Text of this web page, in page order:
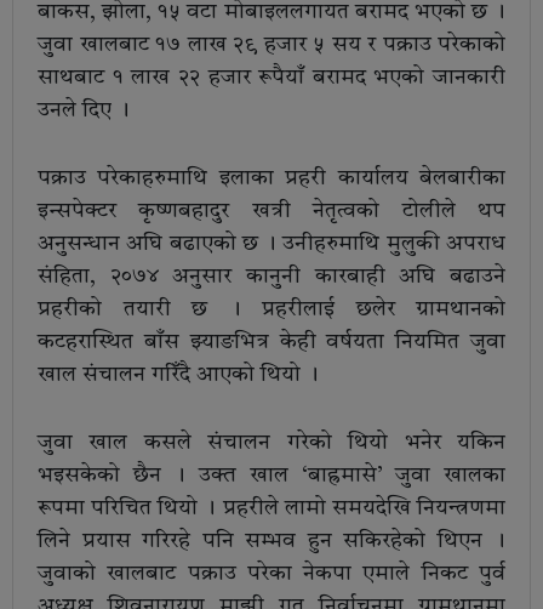
बाकस, झोला, १५ वटा मोबाइललगायत बरामद भएको छ ।
जुवा खालबाट १७ लाख २९ हजार ५ सय र पक्राउ परेकाको
साथबाट १ लाख २२ हजार रूपैयाँ बरामद भएको जानकारी
उनले दिए ।
पक्राउ परेकाहरुमाथि इलाका प्रहरी कार्यालय बेलबारीका
इन्सपेक्टर कृष्णबहादुर खत्री नेतृत्वको टोलीले थप
अनुसन्धान अघि बढाएको छ । उनीहरुमाथि मुलुकी अपराध
संहिता, २०७४ अनुसार कानुनी कारबाही अघि बढाउने
प्रहरीको तयारी छ । प्रहरीलाई छलेर ग्रामथानको
कटहरास्थित बाँस झ्याङभित्र केही वर्षयता नियमित जुवा
खाल संचालन गरिँदै आएको थियो ।
जुवा खाल कसले संचालन गरेको थियो भनेर यकिन
भइसकेको छैन । उक्त खाल ‘बाह्रमासे’ जुवा खालका
रूपमा परिचित थियो । प्रहरीले लामो समयदेखि नियन्त्रणमा
लिने प्रयास गरिरहे पनि सम्भव हुन सकिरहेको थिएन ।
जुवाको खालबाट पक्राउ परेका नेकपा एमाले निकट पुर्व